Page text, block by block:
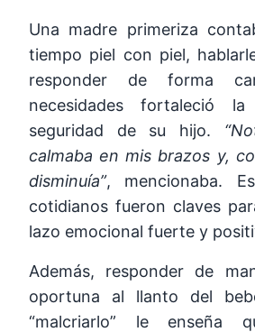
Una madre primeriza
tiempo piel con piel,
responder de forma
necesidades fortaleció
seguridad de su hijo.
calmaba en mis brazos y,
disminuía”, mencionaba.
cotidianos fueron claves
lazo emocional fuerte y
Además, responder de
oportuna al llanto del
“malcriarlo” le enseña